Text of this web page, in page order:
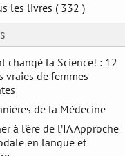
les livres ( 332 )
changé la Science! : 12
vraies de femmes
de la Médecine
à l’ère de l’IA Approche
en langue et